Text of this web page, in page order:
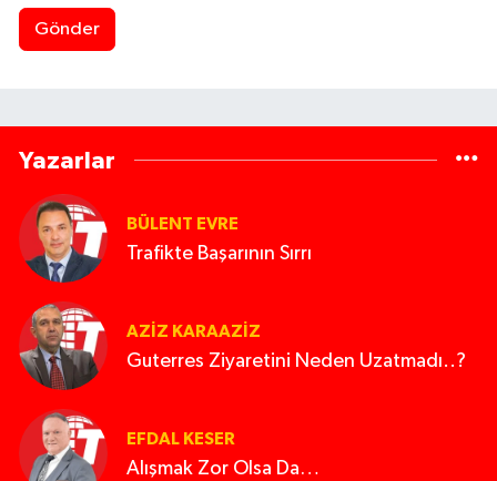
Gönder
Yazarlar
BÜLENT EVRE
Trafikte Başarının Sırrı
AZIZ KARAAZIZ
Guterres Ziyaretini Neden Uzatmadı..?
EFDAL KESER
Alışmak Zor Olsa Da…